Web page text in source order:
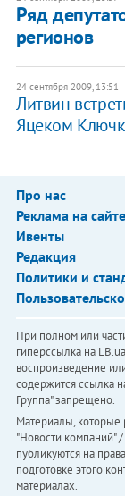
Ряд
регионов
24 сентября 2009, 13:51
Литвин
Яцеком
Про нас
Реклама на сайте
Ивенты
Редакция
Политики и
При полном или
гиперссылка на
воспроизведение
содержится ссылка
Группа" запрещено.
Материалы, которые
"Новости компаний"
публикуются на
подготовке этого
материалах.